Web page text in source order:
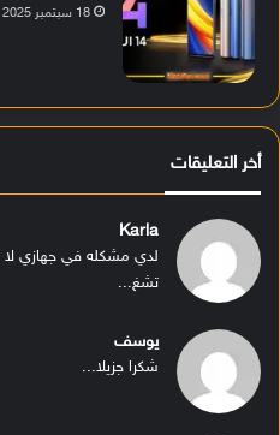
18 سبتمبر 2025
أخر التعليقات
Karla
لدي مشكله في جهازي لا
تشغ...
يوسف
شكرا جزيلا...